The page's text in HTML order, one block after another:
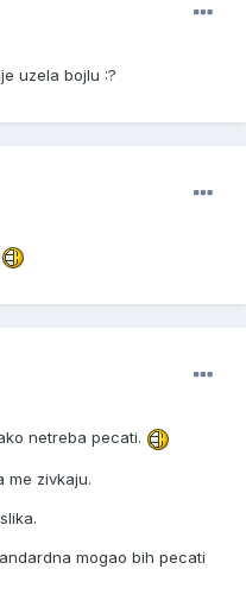
uzela bojlu :?
netreba pecati.
me zivkaju.
mogao bih pecati